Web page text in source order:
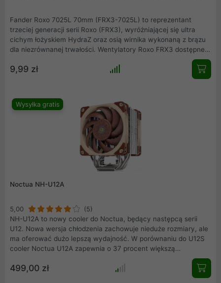
Fander Roxo 7025L 70mm (FRX3-7025L) to reprezentant
trzeciej generacji serii Roxo (FRX3), wyróżniającej się ultra
cichym łożyskiem HydraZ oraz osią wirnika wykonaną z brązu
dla niezrównanej trwałości. Wentylatory Roxo FRX3 dostępne
są w czterech wersjach (L - wolne obroty, M - średnie obroty,
H - wysokie obroty, P - kontrola PWM). W Fander Roxo trzeciej
generacji zastosowano innowacyjny wirnik VorteX, którego
powietrza do poziomu hałasu.
9,99 zł
Wysyłka gratis
Noctua NH-U12A
5,00
(5)
NH-U12A to nowy cooler do Noctua, będący następcą serii
U12. Nowa wersja chłodzenia zachowuje nieduże rozmiary, ale
ma oferować dużo lepszą wydajność. W porównaniu do U12S
cooler Noctua U12A zapewnia o 37 procent większą
powierzchnię oddawania ciepła oraz znacznie wydajniejsze
wentylatory. Podstawkę i siedem rurek cieplnych wykonano z
miedzi, a finy z aluminium. Producent dostosował odpowiednio
499,00 zł